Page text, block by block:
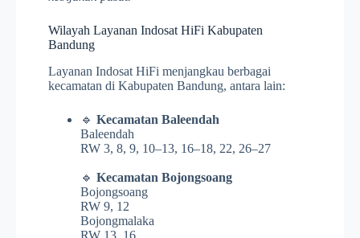
Wilayah Layanan Indosat HiFi Kabupaten
Bandung
Layanan Indosat HiFi menjangkau berbagai
kecamatan di Kabupaten Bandung, antara lain:
🔹 Kecamatan Baleendah
Baleendah
RW 3, 8, 9, 10–13, 16–18, 22, 26–27
🔹 Kecamatan Bojongsoang
Bojongsoang
RW 9, 12
Bojongmalaka
RW 13, 16